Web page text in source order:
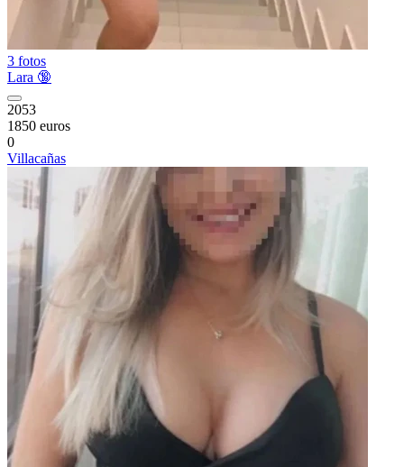
3 fotos
Lara 🔞
2053
1850 euros
0
Villacañas